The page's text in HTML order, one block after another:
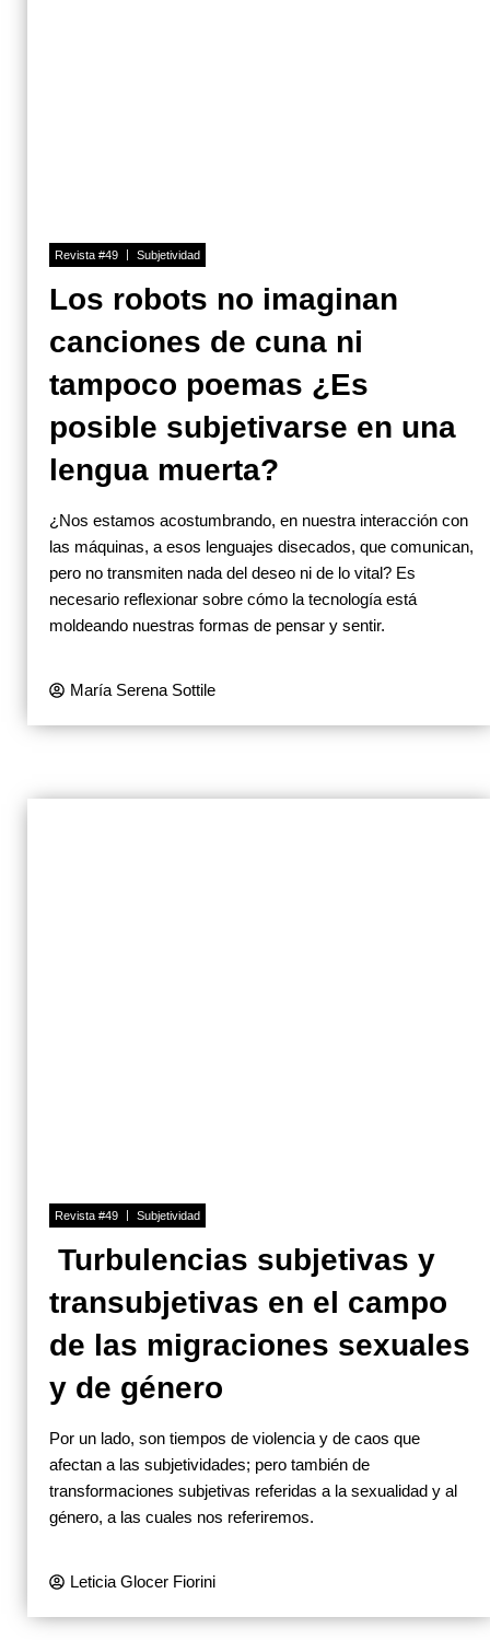
Revista #49 Subjetividad
Los robots no imaginan
canciones de cuna ni
tampoco poemas ¿Es
posible subjetivarse en una
lengua muerta?
¿Nos estamos acostumbrando, en nuestra interacción con
las máquinas, a esos lenguajes disecados, que comunican,
pero no transmiten nada del deseo ni de lo vital? Es
necesario reflexionar sobre cómo la tecnología está
moldeando nuestras formas de pensar y sentir.
María Serena Sottile
Revista #49 Subjetividad
Turbulencias subjetivas y
transubjetivas en el campo
de las migraciones sexuales
y de género
Por un lado, son tiempos de violencia y de caos que
afectan a las subjetividades; pero también de
transformaciones subjetivas referidas a la sexualidad y al
género, a las cuales nos referiremos.
Leticia Glocer Fiorini